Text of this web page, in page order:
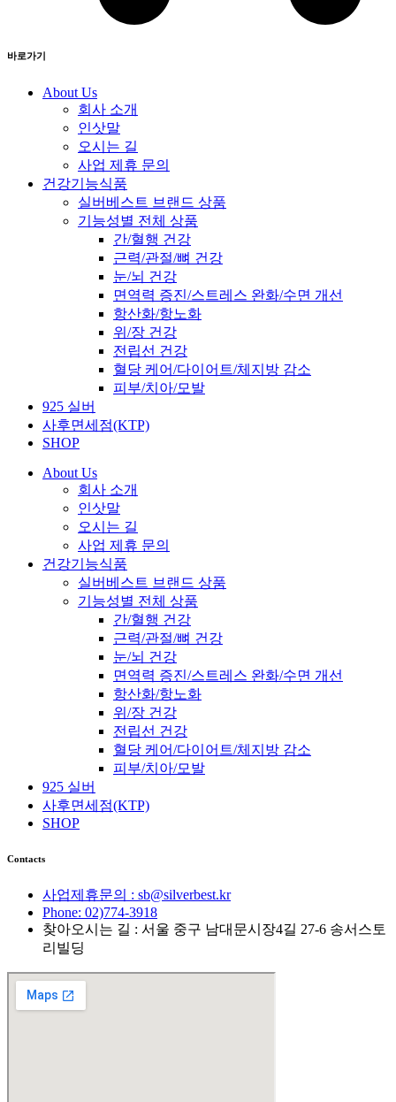
바로가기
About Us
회사 소개
인삿말
오시는 길
사업 제휴 문의
건강기능식품
실버베스트 브랜드 상품
기능성별 전체 상품
간/혈행 건강
근력/관절/뼈 건강
눈/뇌 건강
면역력 증진/스트레스 완화/수면 개선
항산화/항노화
위/장 건강
전립선 건강
혈당 케어/다이어트/체지방 감소
피부/치아/모발
925 실버
사후면세점(KTP)
SHOP
About Us
회사 소개
인삿말
오시는 길
사업 제휴 문의
건강기능식품
실버베스트 브랜드 상품
기능성별 전체 상품
간/혈행 건강
근력/관절/뼈 건강
눈/뇌 건강
면역력 증진/스트레스 완화/수면 개선
항산화/항노화
위/장 건강
전립선 건강
혈당 케어/다이어트/체지방 감소
피부/치아/모발
925 실버
사후면세점(KTP)
SHOP
Contacts
사업제휴문의 : sb@silverbest.kr
Phone: 02)774-3918
찾아오시는 길 : 서울 중구 남대문시장4길 27-6 송서스토
리빌딩